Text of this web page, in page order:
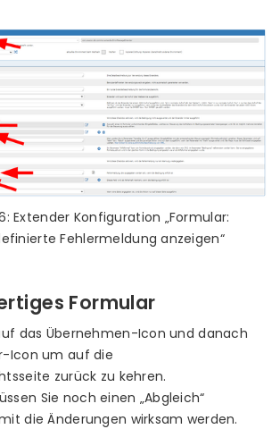
Extender Konfiguration „Formular:
Fehlermeldung anzeigen“
Formular
das Übernehmen-Icon und danach
Icon um auf die
zurück zu kehren.
Sie noch einen „Abgleich“
die Änderungen wirksam werden.